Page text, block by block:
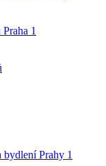
1
Prahy 1